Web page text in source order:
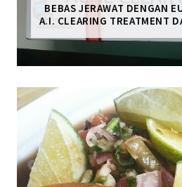
BEBAS JERAWAT DENGAN
A.I. CLEARING TREATMENT